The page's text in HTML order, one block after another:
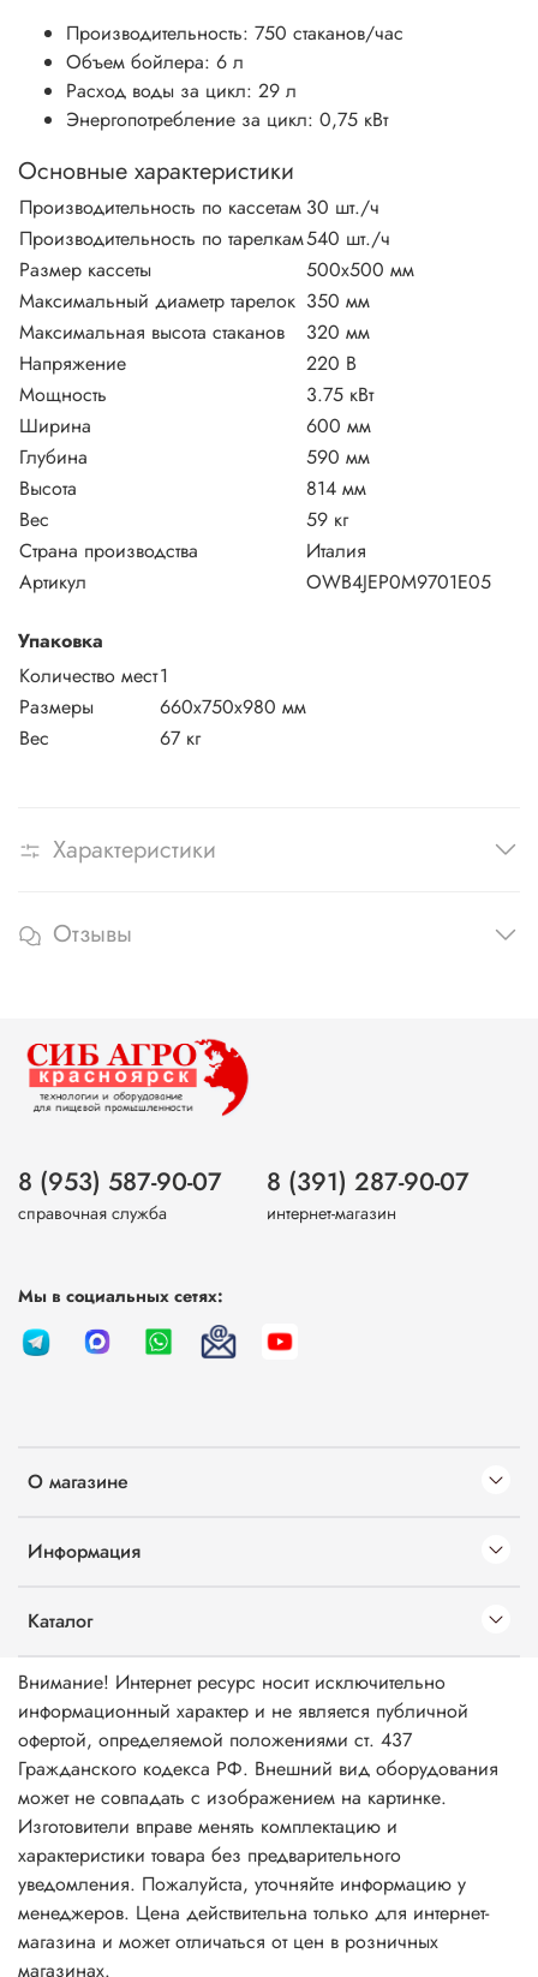
Производительность: 750 стаканов/час
Объем бойлера: 6 л
Расход воды за цикл: 29 л
Энергопотребление за цикл: 0,75 кВт
Основные характеристики
Производительность по кассетам 30 шт./ч
Производительность по тарелкам540 шт./ч
Размер кассеты
500х500 мм
Максимальный диаметр тарелок 350 мм
Максимальная высота стаканов
320 мм
Напряжение
220 В
Мощность
3.75 кВт
Ширина
600 мм
Глубина
590 мм
Высота
814 мм
Вес
59 кг
Страна производства
Италия
Артикул
OWB4JEP0M9701E05
Упаковка
Количество мест1
Размеры
660x750x980 мм
Вес
67 кг
Характеристики
Отзывы
О магазине
Информация
Каталог
8 (953) 587-90-07
справочная служба
8 (391) 287-90-07
интернет-магазин
Мы в социальных сетях:
Внимание! Интернет ресурс носит исключительно
информационный характер и не является публичной
офертой, определяемой положениями ст. 437
Гражданского кодекса РФ. Внешний вид оборудования
может не совпадать с изображением на картинке.
Изготовители вправе менять комплектацию и
характеристики товара без предварительного
уведомления. Пожалуйста, уточняйте информацию у
менеджеров. Цена действительна только для интернет-
магазина и может отличаться от цен в розничных
магазинах.